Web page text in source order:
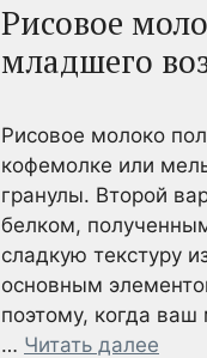
Рисовое
младшего
Рисовое молоко
кофемолке или
гранулы. Второй
белком,
сладкую текстуру
основным
поэтому, когда
… Читать далее